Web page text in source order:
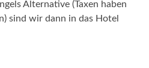
Alternative (Taxen haben
sind wir dann in das Hotel